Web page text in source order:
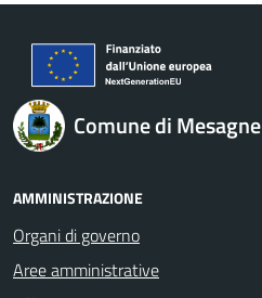
Comune di Mesagne
AMMINISTRAZIONE
Organi di governo
Aree amministrative